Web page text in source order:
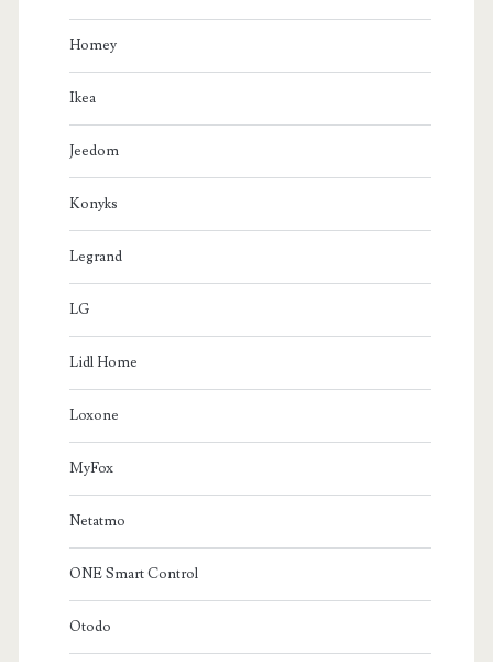
Homey
Ikea
Jeedom
Konyks
Legrand
LG
Lidl Home
Loxone
MyFox
Netatmo
ONE Smart Control
Otodo